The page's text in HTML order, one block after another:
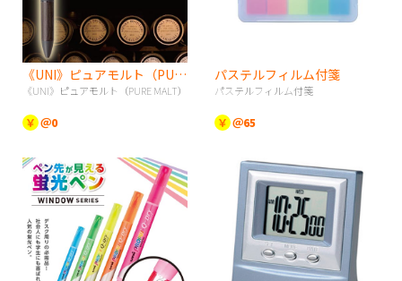
《UNI》ピュアモルト（PURE MALT）
《UNI》ピュアモルト（PURE MALT）
￥ ＠0
パステルフィルム付箋
パステルフィルム付箋
￥ ＠65